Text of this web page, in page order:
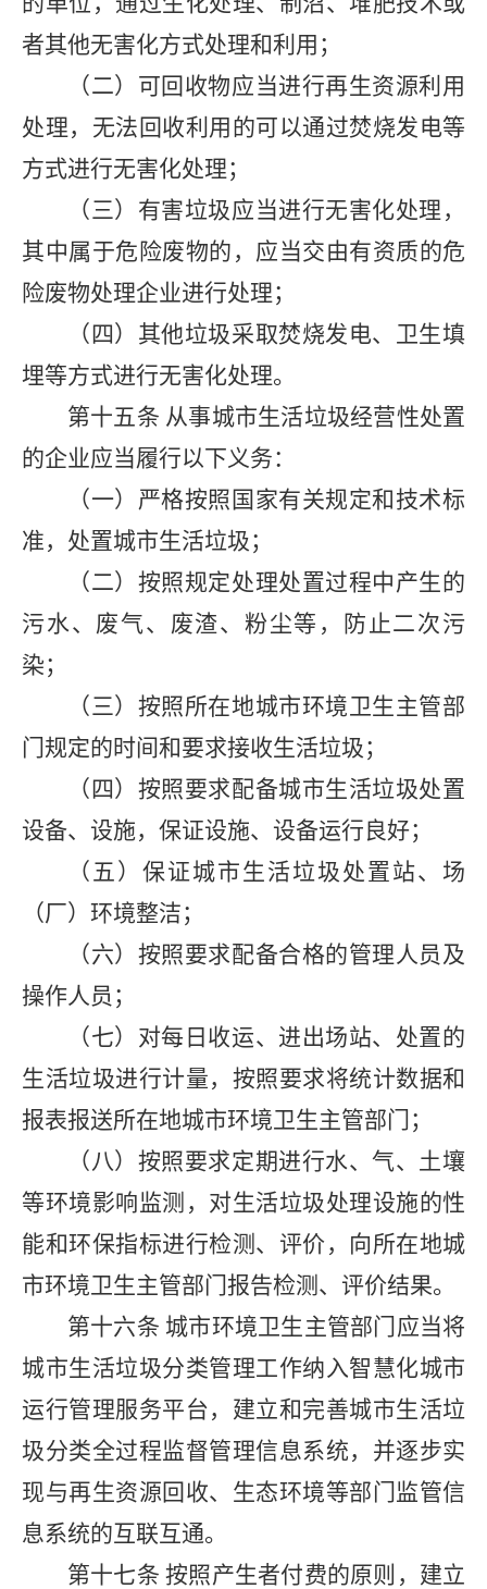
者其他无害化方式处理和利用；
（二）可回收物应当进行再生资源利用
处理，无法回收利用的可以通过焚烧发电等
方式进行无害化处理；
（三）有害垃圾应当进行无害化处理，
其中属于危险废物的，应当交由有资质的危
险废物处理企业进行处理；
（四）其他垃圾采取焚烧发电、卫生填
埋等方式进行无害化处理。
第十五条 从事城市生活垃圾经营性处置
的企业应当履行以下义务：
（一）严格按照国家有关规定和技术标
准，处置城市生活垃圾；
（二）按照规定处理处置过程中产生的
污水、废气、废渣、粉尘等，防止二次污
染；
（三）按照所在地城市环境卫生主管部
门规定的时间和要求接收生活垃圾；
（四）按照要求配备城市生活垃圾处置
设备、设施，保证设施、设备运行良好；
（五）保证城市生活垃圾处置站、场
（厂）环境整洁；
（六）按照要求配备合格的管理人员及
操作人员；
（七）对每日收运、进出场站、处置的
生活垃圾进行计量，按照要求将统计数据和
报表报送所在地城市环境卫生主管部门；
（八）按照要求定期进行水、气、土壤
等环境影响监测，对生活垃圾处理设施的性
能和环保指标进行检测、评价，向所在地城
市环境卫生主管部门报告检测、评价结果。
第十六条 城市环境卫生主管部门应当将
城市生活垃圾分类管理工作纳入智慧化城市
运行管理服务平台，建立和完善城市生活垃
圾分类全过程监督管理信息系统，并逐步实
现与再生资源回收、生态环境等部门监管信
息系统的互联互通。
第十七条 按照产生者付费的原则，建立